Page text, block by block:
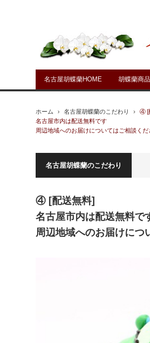
名古屋胡蝶蘭HOME 胡蝶蘭商
ホーム 名古屋胡蝶蘭のこだわり
④ [
名古屋市内は配送無料です
周辺地域へのお届けについてはご相談くだ
名古屋胡蝶蘭のこだわり
④ [配送無料]
名古屋市内は配送無料で
周辺地域へのお届けにつ